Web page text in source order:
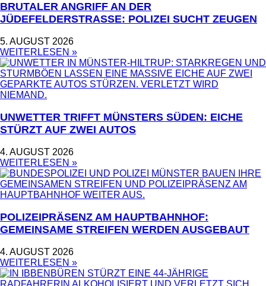
BRUTALER ANGRIFF AN DER
JÜDEFELDERSTRASSE: POLIZEI SUCHT ZEUGEN
5. AUGUST 2026
WEITERLESEN »
UNWETTER TRIFFT MÜNSTERS SÜDEN: EICHE
STÜRZT AUF ZWEI AUTOS
4. AUGUST 2026
WEITERLESEN »
POLIZEIPRÄSENZ AM HAUPTBAHNHOF:
GEMEINSAME STREIFEN WERDEN AUSGEBAUT
4. AUGUST 2026
WEITERLESEN »